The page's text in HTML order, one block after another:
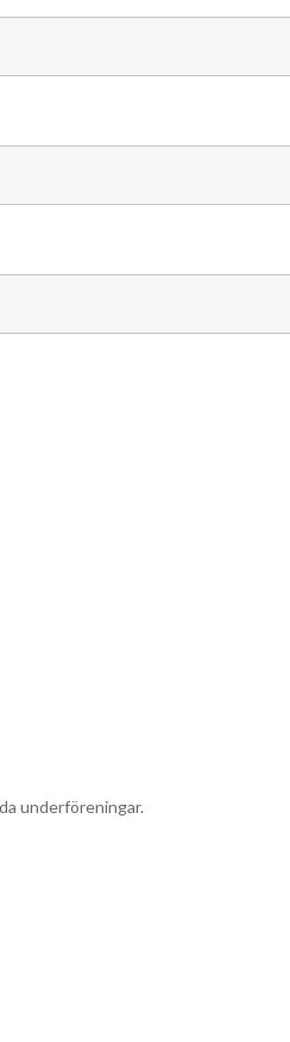
underföreningar.